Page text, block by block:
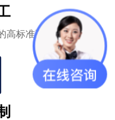
高标准要求